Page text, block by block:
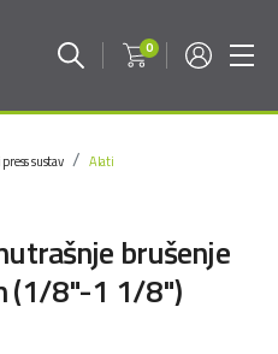
0
sustav Alati
brušenje
(1/8"-1 1/8")